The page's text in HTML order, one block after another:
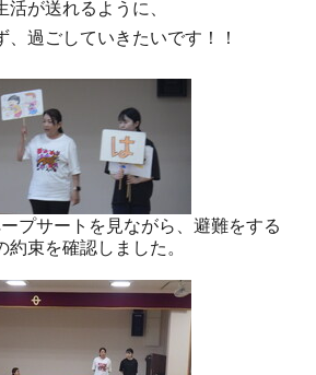
が送れるように、
、過ごしていきたいです！！
プサートを見ながら、避難をする
約束を確認しました。